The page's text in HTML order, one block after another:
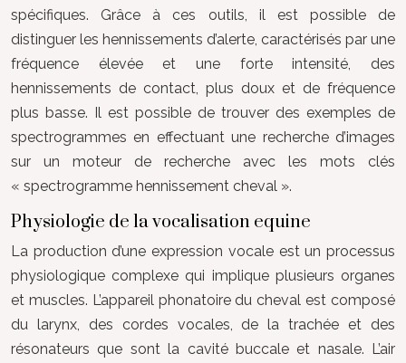
spécifiques. Grâce à ces outils, il est possible de
distinguer les hennissements d’alerte, caractérisés par une
fréquence élevée et une forte intensité, des
hennissements de contact, plus doux et de fréquence
plus basse. Il est possible de trouver des exemples de
spectrogrammes en effectuant une recherche d’images
sur un moteur de recherche avec les mots clés
« spectrogramme hennissement cheval ».
Physiologie de la vocalisation equine
La production d’une expression vocale est un processus
physiologique complexe qui implique plusieurs organes
et muscles. L’appareil phonatoire du cheval est composé
du larynx, des cordes vocales, de la trachée et des
résonateurs que sont la cavité buccale et nasale. L’air